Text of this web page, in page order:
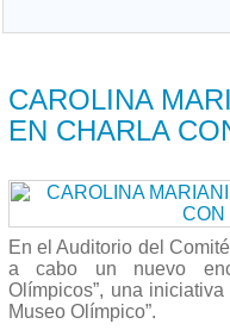
CAROLINA
EN CHARLA
En el Auditorio del
a cabo un nuevo
Olímpicos”, una
Museo Olímpico”.